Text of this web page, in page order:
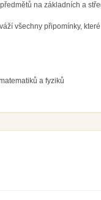
na základních a
všechny připomínky,
a fyziků